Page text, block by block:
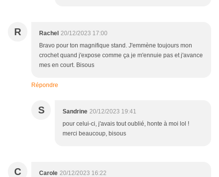
R Rachel 20/12/2023 17:00
Bravo pour ton magnifique stand. J'emmène toujours mon
crochet quand j'expose comme ça je m'ennuie pas et j'avance
mes en court. Bisous
Répondre
S Sandrine 20/12/2023 19:41
pour celui-ci, j'avais tout oublié, honte à moi lol !
merci beaucoup, bisous
C Carole 20/12/2023 16:22